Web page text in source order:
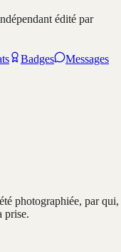
édité par
Badges
Messages
photographiée, par qui,
prise.